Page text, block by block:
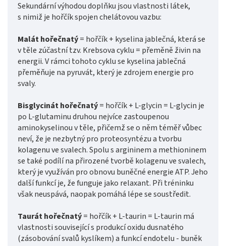
Sekundární výhodou doplňku jsou vlastnosti látek,
s nimiž je hořčík spojen chelátovou vazbu:
Malát hořečnatý= hořčík + kyselina jablečná, která se
v těle zúčastní tzv. Krebsova cyklu = přeměně živin na
energii. V rámci tohoto cyklu se kyselina jablečná
přeměňuje na pyruvát, který je zdrojem energie pro
svaly.
Bisglycinát hořečnatý= hořčík + L-glycin = L-glycin je
po L-glutaminu druhou nejvíce zastoupenou
aminokyselinou v těle, přičemž se o něm téměř vůbec
neví, že je nezbytný pro proteosyntézu a tvorbu
kolagenu ve svalech. Spolu s argininem a methioninem
se také podílí na přirozené tvorbě kolagenu ve svalech,
který je využíván pro obnovu buněčné energie ATP. Jeho
další funkcí je, že funguje jako relaxant. Při tréninku
však neuspává, naopak pomáhá lépe se soustředit.
Taurát hořečnatý= hořčík + L-taurin = L-taurin má
vlastnosti související s produkcí oxidu dusnatého
(zásobování svalů kyslíkem) a funkcí endotelu - buněk